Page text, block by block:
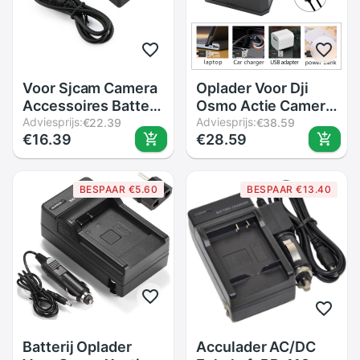
Voor Sjcam Camera
Accessoires Batterij
Dual Charger Voor
SJ4000 SJ4000
Wifi SJ4000 +
SJ5000 Wifi
SJ5000 + Plus M10
Met usb Kabel
Adviesprijs:€22.39
€16.39
Oplader Voor Dji
Osmo Actie Camera
Batterij Kanaal Usb
Lader 4.2V Usb-
uitgang
Adviesprijs:€38.59
€28.59
BESPAAR €5.60
Batterij Oplader
BESPAAR €13.40
Acculader AC/DC